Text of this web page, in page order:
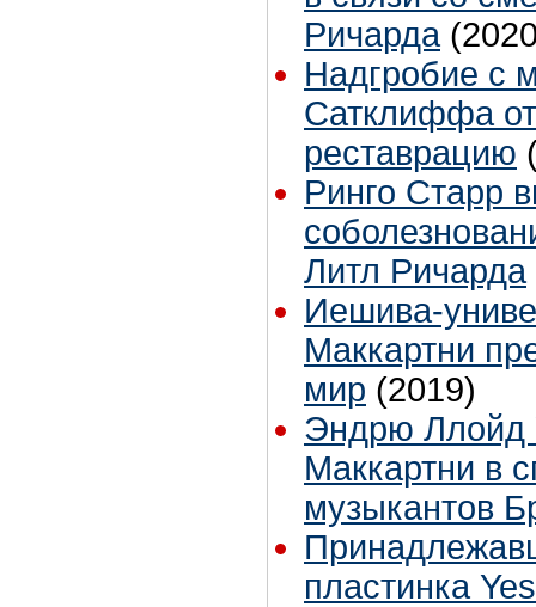
Ричарда
Надгробие с
Сатклиффа
реставрацию
Ринго Старр
Литл Ричарда
Иешива-
Маккартни
мир (2019)
Эндрю Ллойд
Маккартни в
музыкантов
пластинка